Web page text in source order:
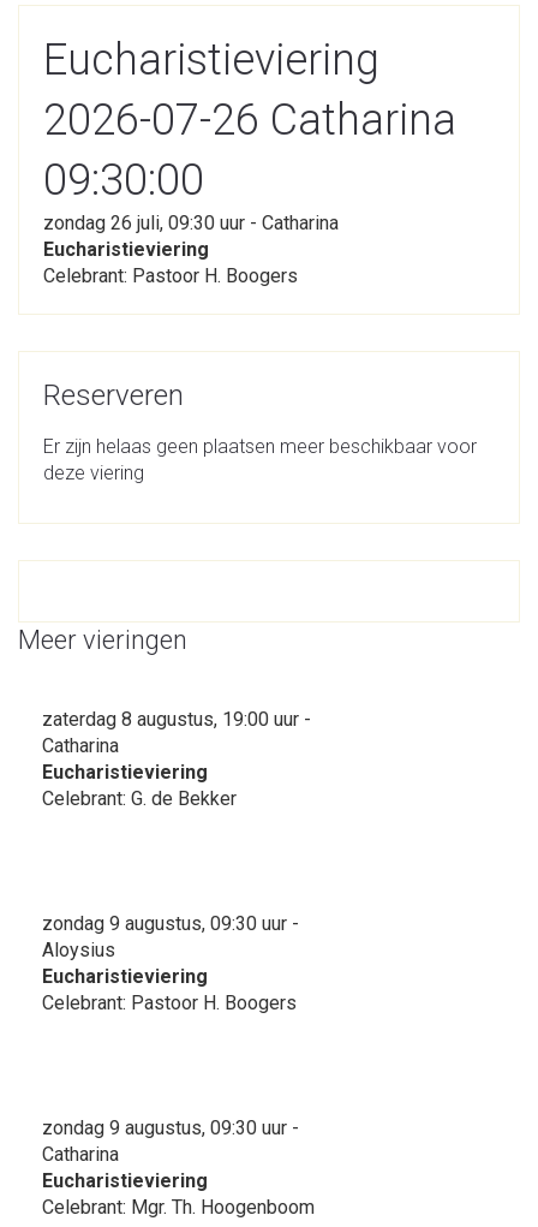
Eucharistieviering
2026-07-26 Catharina
09:30:00
zondag 26 juli, 09:30 uur - Catharina
Eucharistieviering
Celebrant: Pastoor H. Boogers
Reserveren
Er zijn helaas geen plaatsen meer beschikbaar voor
deze viering
Meer vieringen
zaterdag 8 augustus, 19:00 uur -
Catharina
Eucharistieviering
Celebrant: G. de Bekker
zondag 9 augustus, 09:30 uur -
Aloysius
Eucharistieviering
Celebrant: Pastoor H. Boogers
zondag 9 augustus, 09:30 uur -
Catharina
Eucharistieviering
Celebrant: Mgr. Th. Hoogenboom